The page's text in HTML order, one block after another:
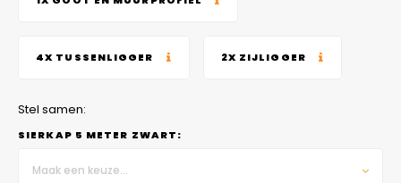
4X TUSSENLIGGER 2X ZIJLIGGER
Stel samen:
SIERKAP 5 METER ZWART:
Maak een keuze...